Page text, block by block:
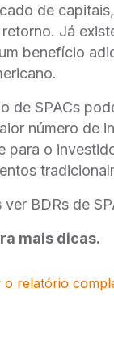
de
Já
benefício
de SPACs
número de
para o
BDRs de
mais dicas.
o relatório